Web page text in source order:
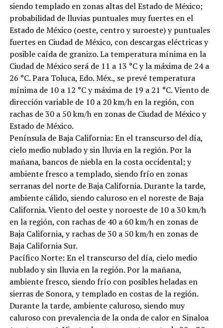
siendo templado en zonas altas del Estado de México;
probabilidad de lluvias puntuales muy fuertes en el
Estado de México (oeste, centro y suroeste) y puntuales
fuertes en Ciudad de México, con descargas eléctricas y
posible caída de granizo. La temperatura mínima en la
Ciudad de México será de 11 a 13 °C y la máxima de 24 a
26 °C. Para Toluca, Edo. Méx., se prevé temperatura
mínima de 10 a 12 °C y máxima de 19 a 21 °C. Viento de
dirección variable de 10 a 20 km/h en la región, con
rachas de 30 a 50 km/h en zonas de Ciudad de México y
Estado de México.
Península de Baja California: En el transcurso del día,
cielo medio nublado y sin lluvia en la región. Por la
mañana, bancos de niebla en la costa occidental; y
ambiente fresco a templado, siendo frío en zonas
serranas del norte de Baja California. Durante la tarde,
ambiente cálido, siendo caluroso en el noreste de Baja
California. Viento del oeste y noroeste de 10 a 30 km/h
en la región, con rachas de 40 a 60 km/h en zonas de
Baja California, y rachas de 30 a 50 km/h en zonas de
Baja California Sur.
Pacífico Norte: En el transcurso del día, cielo medio
nublado y sin lluvia en la región. Por la mañana,
ambiente fresco, siendo frío con posibles heladas en
sierras de Sonora, y templado en costas de la región.
Durante la tarde, ambiente caluroso, siendo muy
caluroso con prevalencia de la onda de calor en Sinaloa